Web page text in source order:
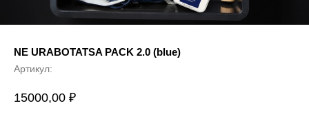
NE URABOTATSA PACK 2.0 (blue)
Артикул:
15000,00 ₽